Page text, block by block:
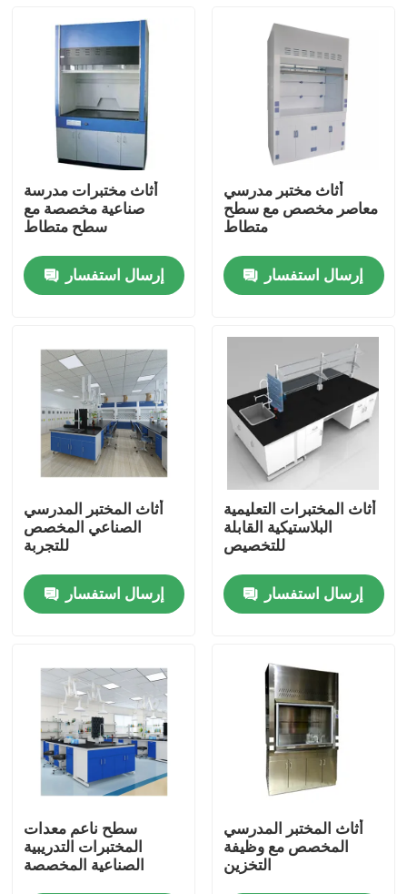
منزل
حول بنا
إتصال
المنتجات
أثاث المختبرات الحديثة
مقعد جزيرة المختبر
مقعد حائط المختبر
غطاء دخان المختبر
أثاث مختبرات مدرسة
صناعية مخصصة مع
سطح متطاط
إرسال استفسار
أثاث مختبر مدرسي
معاصر مخصص مع سطح
متطاط
إرسال استفسار
أثاث المختبر المدرسي
الصناعي المخصص
للتجربة
إرسال استفسار
أثاث المختبرات التعليمية
البلاستيكية القابلة
للتخصيص
إرسال استفسار
سطح ناعم معدات
المختبرات التدريبية
الصناعية المخصصة
أثاث المختبر المدرسي
المخصص مع وظيفة
التخزين